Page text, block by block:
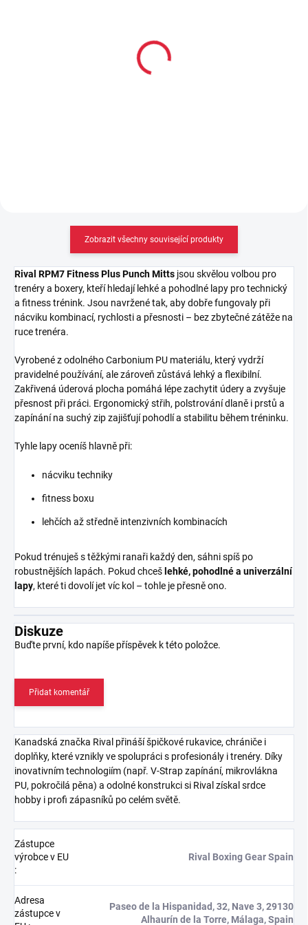
Zobrazit všechny související produkty
Rival RPM7 Fitness Plus Punch Mitts jsou skvělou volbou pro
trenéry a boxery, kteří hledají lehké a pohodlné lapy pro technický
a fitness trénink. Jsou navržené tak, aby dobře fungovaly při
nácviku kombinací, rychlosti a přesnosti – bez zbytečné zátěže na
ruce trenéra.
Vyrobené z odolného Carbonium PU materiálu, který vydrží
pravidelné používání, ale zároveň zůstává lehký a flexibilní.
Zakřivená úderová plocha pomáhá lépe zachytit údery a zvyšuje
přesnost při práci. Ergonomický střih, polstrování dlaně i prstů a
zapínání na suchý zip zajišťují pohodlí a stabilitu během tréninku.
Tyhle lapy oceníš hlavně při:
nácviku techniky
fitness boxu
lehčích až středně intenzivních kombinacích
Pokud trénuješ s těžkými ranaři každý den, sáhni spíš po
robustnějších lapách. Pokud chceš lehké, pohodlné a univerzální
lapy, které ti dovolí jet víc kol – tohle je přesně ono.
Diskuze
Buďte první, kdo napíše příspěvek k této položce.
Přidat komentář
Kanadská značka Rival přináší špičkové rukavice, chrániče i
doplňky, které vznikly ve spolupráci s profesionály i trenéry. Díky
inovativním technologiím (např. V‑Strap zapínání, mikrovlákna
PU, pokročilá pěna) a odolné konstrukci si Rival získal srdce
hobby i profi zápasníků po celém světě.
Zástupce
výrobce v EU
:
Rival Boxing Gear Spain
Adresa
zástupce v
Paseo de la Hispanidad, 32, Nave 3, 29130
Alhaurín de la Torre, Málaga, Spain